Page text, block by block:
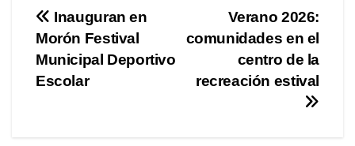
Navegación
de
entradas
Verano 2026:
comunidades en el
centro de la
recreación estival
Inauguran en
Morón Festival
Municipal Deportivo
Escolar